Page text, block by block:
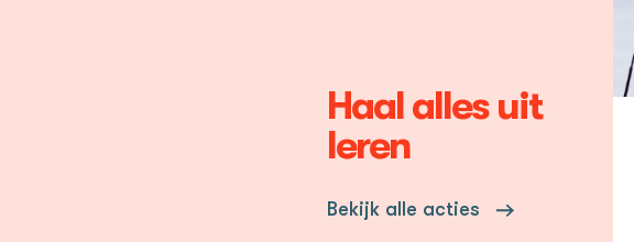
Haal alles uit
leren
Bekijk alle acties